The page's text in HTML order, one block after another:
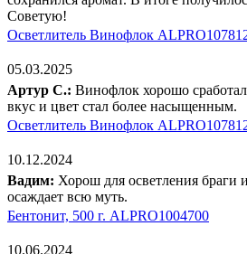
Советую!
Осветлитель Винофлок
05.03.2025
Артур С.: Винофлок хорошо
вкус и цвет стал более насыщенным.
Осветлитель Винофлок
10.12.2024
Вадим: Хорош для осветления браги
осаждает всю муть.
Бентонит, 500 г. ALPRO1004700
10.06.2024